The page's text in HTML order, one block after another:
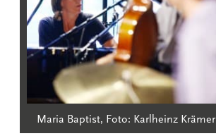
Maria Baptist, Foto: Karlheinz Krämer